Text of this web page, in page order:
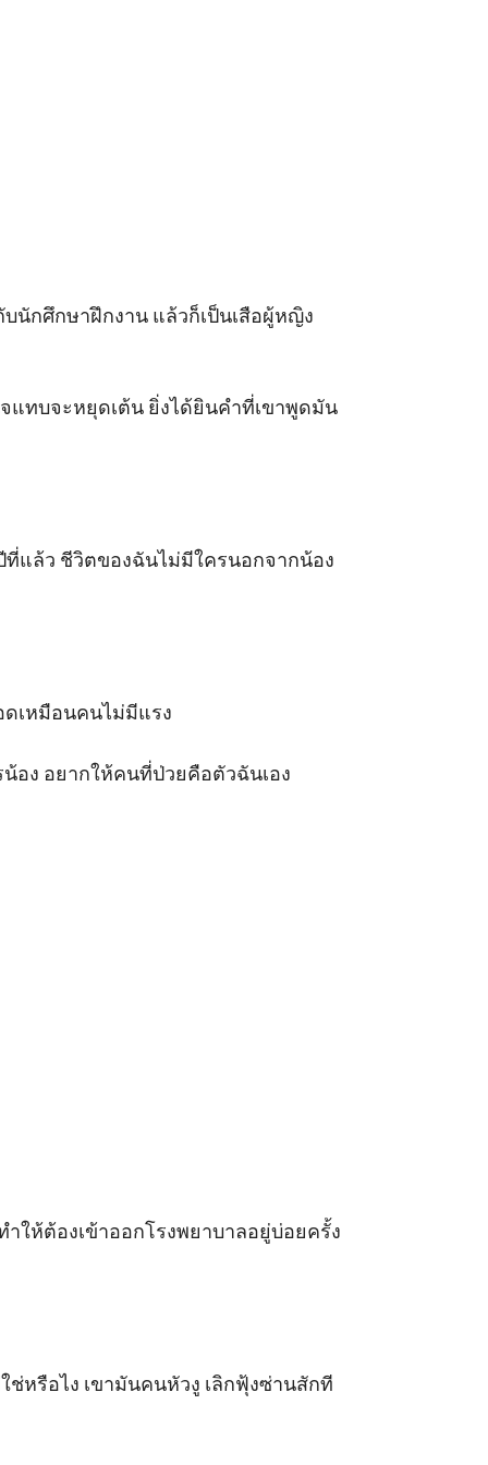
นักศึกษาฝึกงาน แล้วก็เป็นเสือผู้หญิง
แทบจะหยุดเต้น ยิ่งได้ยินคำที่เขาพูดมัน
ที่แล้ว ชีวิตของฉันไม่มีใครนอกจากน้อง
ดเหมือนคนไม่มีแรง
อง อยากให้คนที่ป่วยคือตัวฉันเอง
ให้ต้องเข้าออกโรงพยาบาลอยู่บ่อยครั้ง
หรือไง เขามันคนหัวงู เลิกฟุ้งซ่านสักที